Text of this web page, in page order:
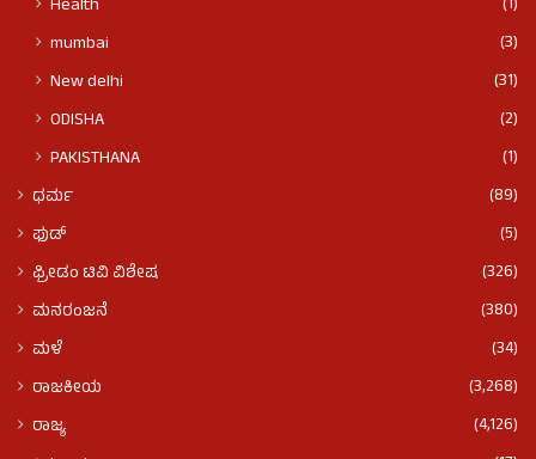
Health
mumbai
(3)
New delhi
(31)
ODISHA
(2)
PAKISTHANA
(1)
ಧರ್ಮ
(89)
ಫುಡ್​​
(5)
ಫ್ರೀಡಂ ಟಿವಿ ವಿಶೇಷ
(326)
ಮನರಂಜನೆ
(380)
ಮಳೆ
(34)
ರಾಜಕೀಯ
(3,268)
ರಾಜ್ಯ
(4,126)